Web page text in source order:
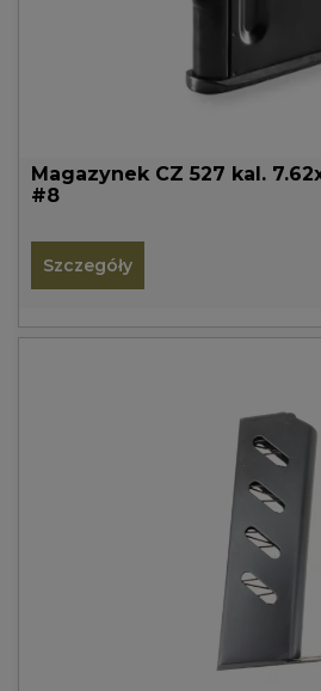
Magazynek CZ 527 kal.
#8
Szczegóły